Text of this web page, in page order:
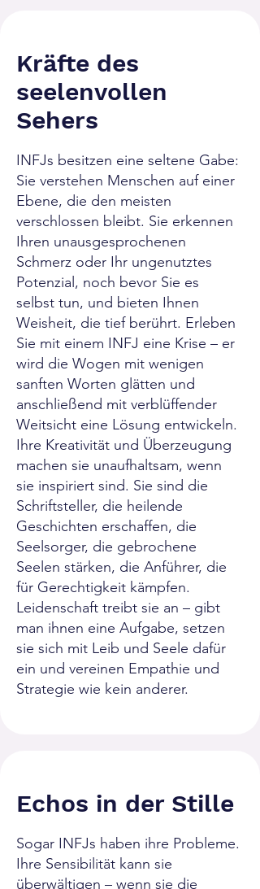
Kräfte des
seelenvollen
Sehers
INFJs besitzen eine seltene Gabe:
Sie verstehen Menschen auf einer
Ebene, die den meisten
verschlossen bleibt. Sie erkennen
Ihren unausgesprochenen
Schmerz oder Ihr ungenutztes
Potenzial, noch bevor Sie es
selbst tun, und bieten Ihnen
Weisheit, die tief berührt. Erleben
Sie mit einem INFJ eine Krise – er
wird die Wogen mit wenigen
sanften Worten glätten und
anschließend mit verblüffender
Weitsicht eine Lösung entwickeln.
Ihre Kreativität und Überzeugung
machen sie unaufhaltsam, wenn
sie inspiriert sind. Sie sind die
Schriftsteller, die heilende
Geschichten erschaffen, die
Seelsorger, die gebrochene
Seelen stärken, die Anführer, die
für Gerechtigkeit kämpfen.
Leidenschaft treibt sie an – gibt
man ihnen eine Aufgabe, setzen
sie sich mit Leib und Seele dafür
ein und vereinen Empathie und
Strategie wie kein anderer.
Echos in der Stille
Sogar INFJs haben ihre Probleme.
Ihre Sensibilität kann sie
überwältigen – wenn sie die